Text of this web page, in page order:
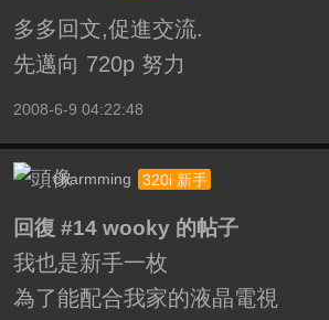
多多回文,促進交流.
先邁向 720p 努力
2008-6-9 04:22:48
charmming 320i 新手
回復 #14 wooky 的帖子
我也是新手一枚
為了能配合我家的液晶電視